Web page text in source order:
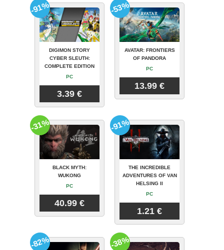
DIGIMON STORY
CYBER SLEUTH:
COMPLETE EDITION
PC
3.39 €
-91%
AVATAR: FRONTIERS
OF PANDORA
PC
13.99 €
-53%
BLACK MYTH:
WUKONG
PC
40.99 €
-31%
THE INCREDIBLE
ADVENTURES OF VAN
HELSING II
PC
1.21 €
-91%
-82% -38%